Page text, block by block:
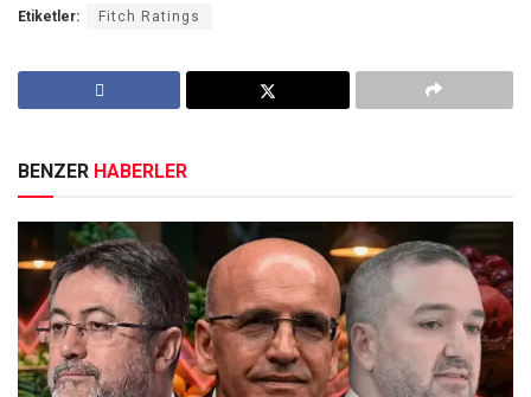
Etiketler: Fitch Ratings
BENZER HABERLER